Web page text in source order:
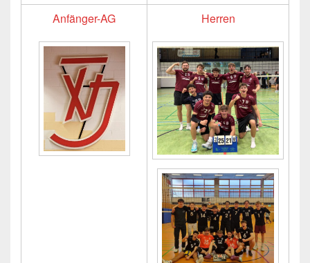
Anfänger-AG Herren